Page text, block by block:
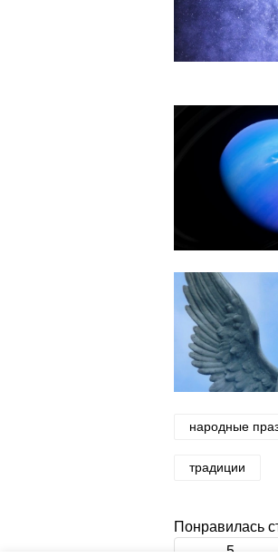
народные
традиции
Понравилась
5